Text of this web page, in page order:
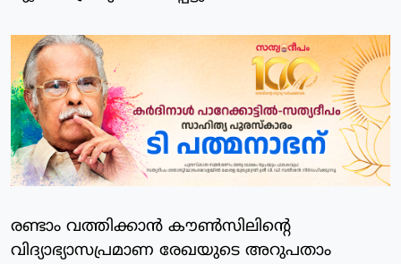
രണ്ടാം വത്തിക്കാന്‍ കൗണ്‍സിലിന്റെ
വിദ്യാഭ്യാസപ്രമാണ രേഖയുടെ അറുപതാം